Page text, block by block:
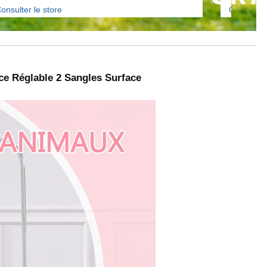
le store
Réglable 2 Sangles Surface